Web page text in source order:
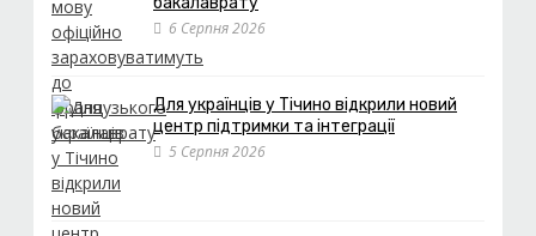
6 Серпня 2026
Для українців у Тічино відкрили новий
центр підтримки та інтеграції
5 Серпня 2026